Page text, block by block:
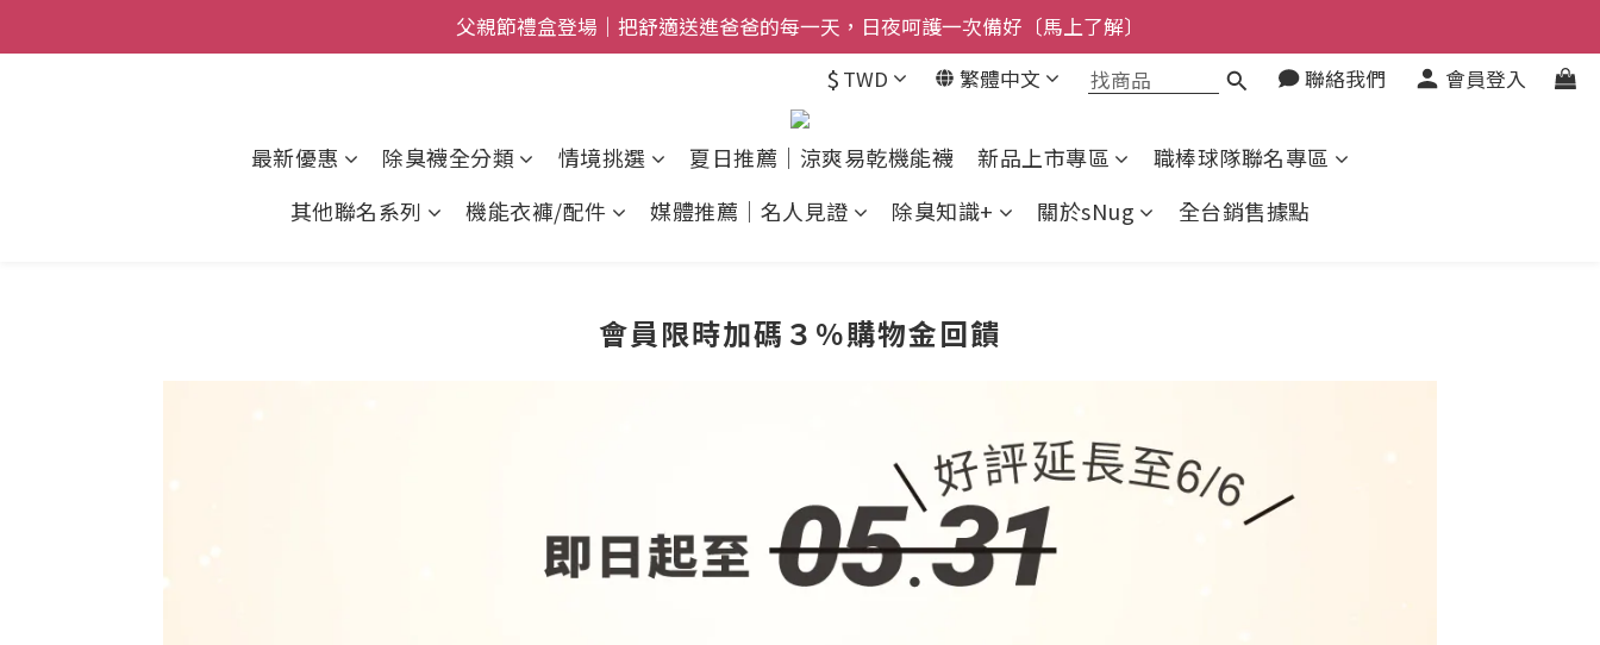
全館$800免運｜任搭８折起｜滿額再送新品-悠哉斑馬襪〔立即了解〕
父親節禮盒登場｜把舒適送進爸爸的每一天，日夜呵護一次備好〔馬上了解〕
全館$800免運｜任搭８折起｜滿額再送新品-悠哉斑馬襪〔立即了解〕
$ TWD 繁體中文 聯絡我們 會員登入
最新優惠 除臭襪全分類 情境挑選 夏日推薦｜涼爽易乾機能襪 新品上市專區
職棒球隊聯名專區
其他聯名系列
機能衣褲/配件 媒體推薦｜名人見證 除臭知識+ 關於sNug 全台銷售據點
會員限時加碼３％購物金回饋